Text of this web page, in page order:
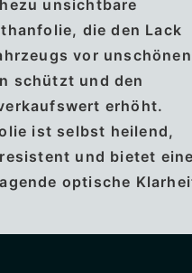
unsichtbare
die den Lack
vor unschönen
schützt und den
erhöht.
ist selbst heilend,
und bietet eine
optische